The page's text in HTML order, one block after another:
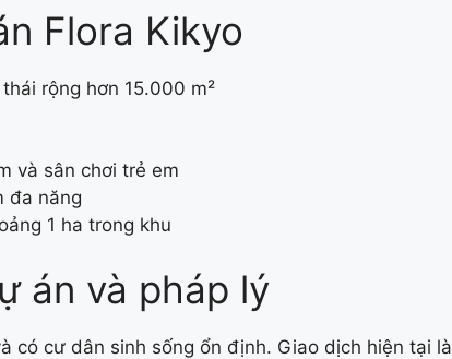
Flora Kikyo
rộng hơn 15.000 m²
và sân chơi trẻ em
đa năng
1 ha trong khu
án và pháp lý
có cư dân sinh sống ổn định. Giao dịch hiện tại là